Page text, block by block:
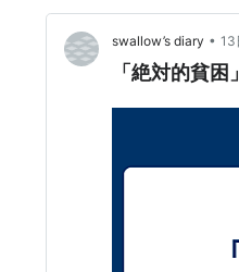
swallow’s diary • 13
「絶対的貧